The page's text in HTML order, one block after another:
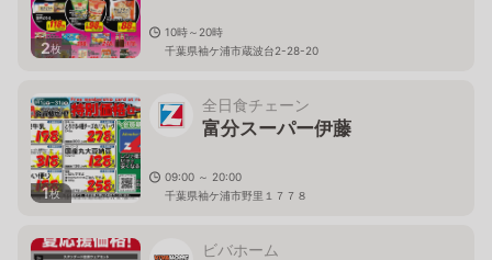
2枚
10時～20時
千葉県袖ケ浦市蔵波台2-28-20
1枚
全日食チェーン
富分スーパー伊藤
09:00 ～ 20:00
千葉県袖ケ浦市野里１７７８
ビバホーム